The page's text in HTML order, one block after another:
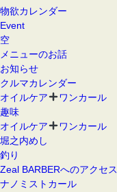
物欲カレンダー
Event
空
メニューのお話
お知らせ
クルマカレンダー
オイルケア
ワンカール
趣味
オイルケア
ワンカール
堀之内めし
釣り
Zeal BARBERへのアクセス
ナノミストカール